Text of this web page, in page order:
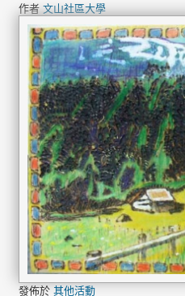
作者文山社區大學
發佈於 其他活動